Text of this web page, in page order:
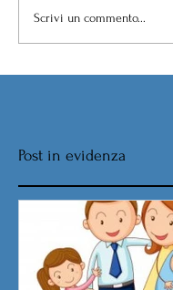
Scrivi un commento...
Post in evidenza